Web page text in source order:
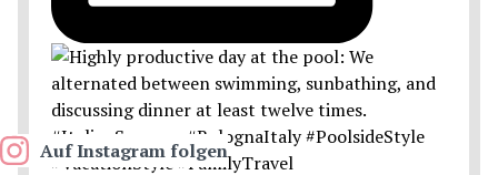
Auf Instagram folgen